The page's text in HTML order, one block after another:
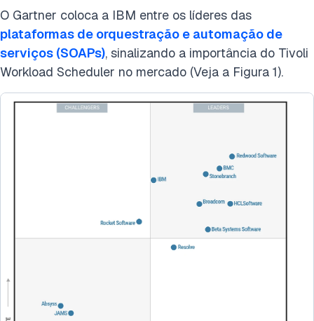
O Gartner coloca a IBM entre os líderes das
plataformas de orquestração e automação de
serviços (SOAPs), sinalizando a importância do Tivoli
Workload Scheduler no mercado (Veja a Figura 1).